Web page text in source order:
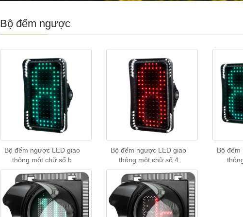
Bộ đếm ngược
Bộ đếm ngược LED giao
thông một chữ số b
Bộ đếm ngược LED giao
thông một chữ số 4
Bộ đếm